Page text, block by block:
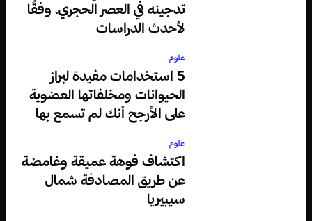
تدجينه في العصر الحجري، وفقًا
لأحدث الدراسات
علوم
5 استخدامات مفيدة لبراز
الحيوانات ومخلفاتها العضوية
على الأرجح أنك لم تسمع بها
علوم
اكتشاف فوهة عميقة وغامضة
عن طريق المصادفة شمال
سيبيريا